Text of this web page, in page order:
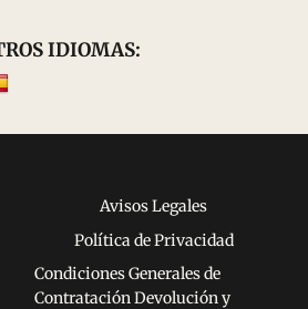
IDIOMAS:
Avisos Legales
Política de Privacidad
Condiciones Generales de
Contratación Devolución y